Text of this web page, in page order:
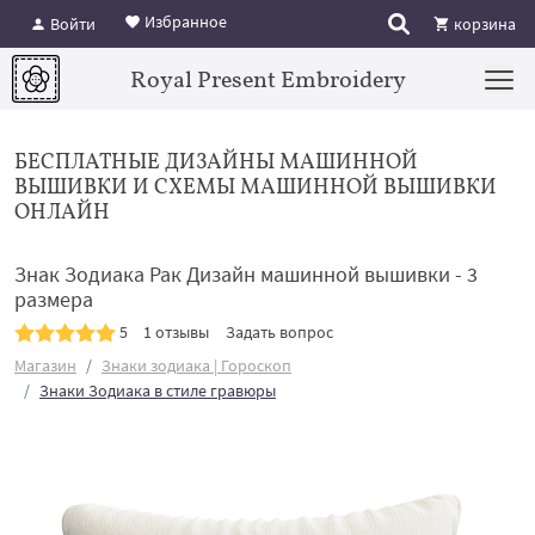
Войти Избранное корзина
Royal Present Embroidery
БЕСПЛАТНЫЕ ДИЗАЙНЫ МАШИННОЙ
ВЫШИВКИ И СХЕМЫ МАШИННОЙ ВЫШИВКИ
ОНЛАЙН
Знак Зодиака Рак Дизайн машинной вышивки - 3
размера
5 1 отзывы
Задать вопрос
Магазин
Знаки зодиака | Гороскоп
Знаки Зодиака в стиле гравюры